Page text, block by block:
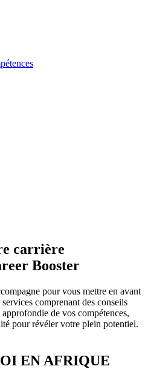
carrière
Booster
pour vous mettre en avant
comprenant des conseils
de vos compétences,
pour révéler votre plein potentiel.
EN AFRIQUE